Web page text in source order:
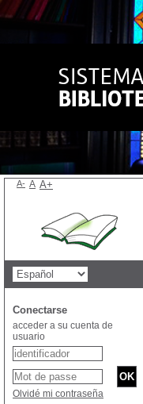
A- A A+
Conectarse
acceder a su cuenta de
usuario
Olvidé mi contraseña